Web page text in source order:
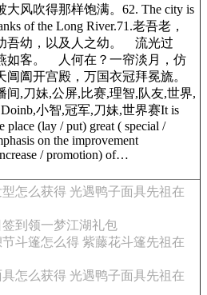
大风吹得那样饱满。62. The city is
of the Long River.71.老吾老，
吾幼，以及人之幼。 流光过
如客。 人何在？一帘淡月，仿
阊阖开宫殿，万国衣冠拜冕旒。
间,刀妹,公屏,比赛,理智,队友,世界,
小智,冠军,刀妹,世界赛It is
place (lay / put) great ( special /
on the improvement
/ promotion) of…
怎么获得 光遇鸭子面具先祖在
签到领一梦江湖礼包
节斗篷怎么得 紫藤花斗篷先祖在
怎么获得 光遇鸭子面具先祖在